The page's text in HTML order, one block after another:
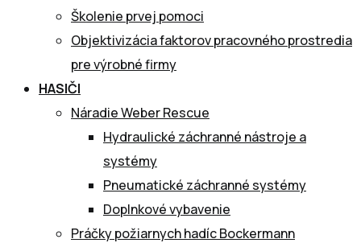
Školenie prvej pomoci
Objektivizácia faktorov pracovného prostredia
pre výrobné firmy
HASIČI
Náradie Weber Rescue
Hydraulické záchranné nástroje a
systémy
Pneumatické záchranné systémy
Doplnkové vybavenie
Práčky požiarnych hadíc Bockermann